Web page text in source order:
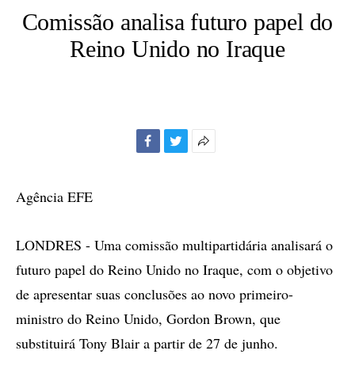
Comissão analisa futuro papel do
Reino Unido no Iraque
Agência EFE
LONDRES - Uma comissão multipartidária analisará o
futuro papel do Reino Unido no Iraque, com o objetivo
de apresentar suas conclusões ao novo primeiro-
ministro do Reino Unido, Gordon Brown, que
substituirá Tony Blair a partir de 27 de junho.